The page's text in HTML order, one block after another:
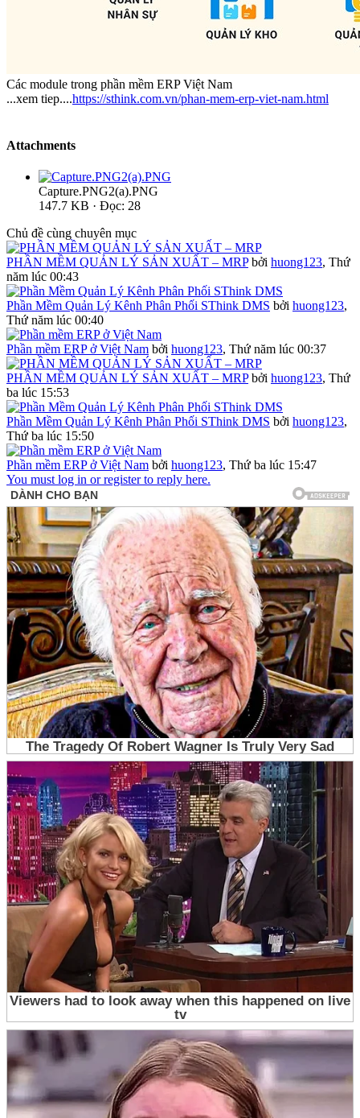
Các module trong phần mềm ERP Việt Nam
...xem tiep....https://sthink.com.vn/phan-mem-erp-viet-nam.html
Attachments
Capture.PNG2(a).PNG
147.7 KB · Đọc: 28
Chủ đề cùng chuyên mục
PHẦN MỀM QUẢN LÝ SẢN XUẤT – MRP bởi huong123, Thứ
năm lúc 00:43
Phần Mềm Quản Lý Kênh Phân Phối SThink DMS bởi huong123,
Thứ năm lúc 00:40
Phần mềm ERP ở Việt Nam bởi huong123, Thứ năm lúc 00:37
PHẦN MỀM QUẢN LÝ SẢN XUẤT – MRP bởi huong123, Thứ
ba lúc 15:53
Phần Mềm Quản Lý Kênh Phân Phối SThink DMS bởi huong123,
Thứ ba lúc 15:50
Phần mềm ERP ở Việt Nam bởi huong123, Thứ ba lúc 15:47
You must log in or register to reply here.